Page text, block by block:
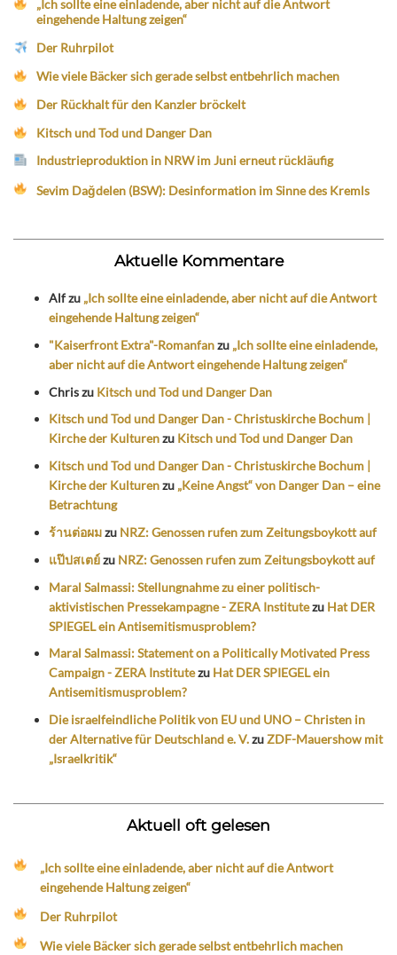
„Ich sollte eine einladende, aber nicht auf die Antwort
eingehende Haltung zeigen“
Der Ruhrpilot
Wie viele Bäcker sich gerade selbst entbehrlich machen
Der Rückhalt für den Kanzler bröckelt
Kitsch und Tod und Danger Dan
Industrieproduktion in NRW im Juni erneut rückläufig
Sevim Dağdelen (BSW): Desinformation im Sinne des Kremls
Aktuelle Kommentare
Alfzu „Ich sollte eine einladende, aber nicht auf die Antwort
eingehende Haltung zeigen“
"Kaiserfront Extra"-Romanfanzu „Ich sollte eine einladende,
aber nicht auf die Antwort eingehende Haltung zeigen“
Chriszu Kitsch und Tod und Danger Dan
Kitsch und Tod und Danger Dan - Christuskirche Bochum |
Kirche der Kulturenzu Kitsch und Tod und Danger Dan
Kitsch und Tod und Danger Dan - Christuskirche Bochum |
Kirche der Kulturenzu „Keine Angst“ von Danger Dan – eine
Betrachtung
ร้านต่อผมzu NRZ: Genossen rufen zum Zeitungsboykott auf
แป๊ปสเตย์zu NRZ: Genossen rufen zum Zeitungsboykott auf
Maral Salmassi: Stellungnahme zu einer politisch-
aktivistischen Pressekampagne - ZERA Institutezu Hat DER
SPIEGEL ein Antisemitismusproblem?
Maral Salmassi: Statement on a Politically Motivated Press
Campaign - ZERA Institutezu Hat DER SPIEGEL ein
Antisemitismusproblem?
Die israelfeindliche Politik von EU und UNO – Christen in
der Alternative für Deutschland e. V.zuZDF-Mauershow mit
„Israelkritik“
Aktuell oft gelesen
„Ich sollte eine einladende, aber nicht auf die Antwort
eingehende Haltung zeigen“
Der Ruhrpilot
Wie viele Bäcker sich gerade selbst entbehrlich machen